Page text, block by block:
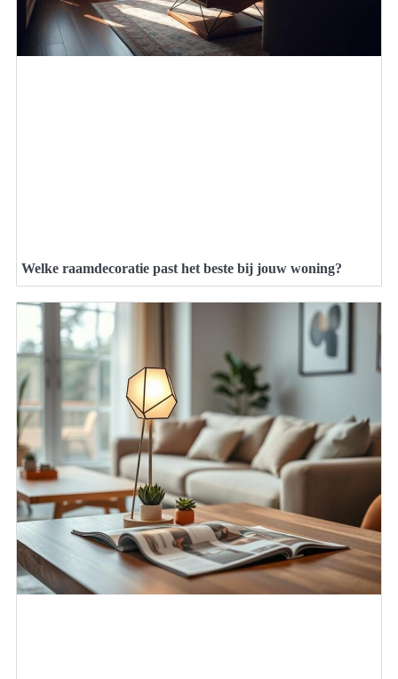
Welke raamdecoratie past het beste bij jouw woning?